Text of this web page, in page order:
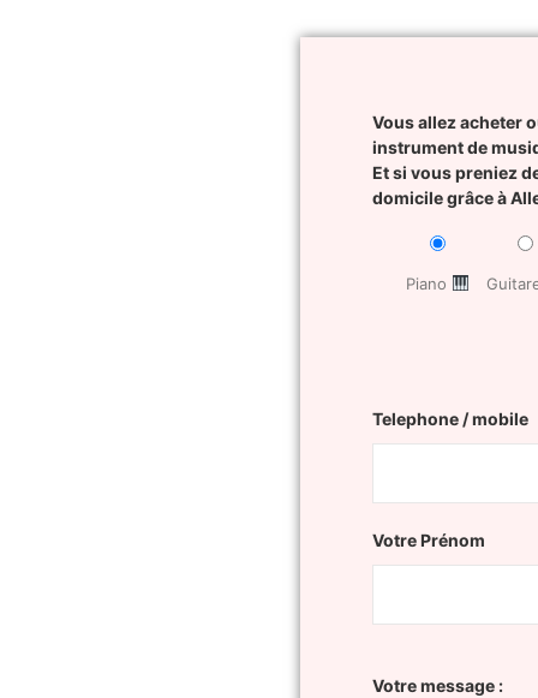
Vous allez acheter
instrument de
Et si vous preniez
domicile grâce à
Piano
Telephone / mobile
Votre Prénom
Votre message :